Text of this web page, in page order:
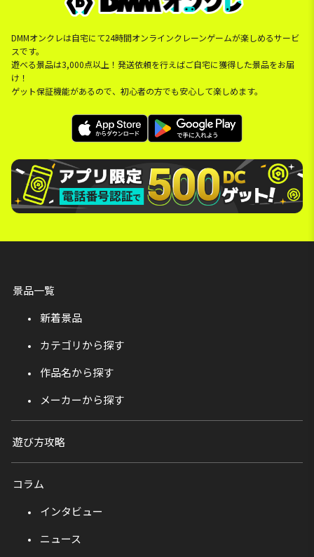
DMMオンクレは自宅にて24時間オンラインクレーンゲームが楽しめるサービ
スです。
遊べる景品は3,000点以上！発送依頼を行えばご自宅に獲得した景品をお届
け！
ゲット保証機能があるので、初心者の方でも安心して楽しめます。
景品一覧
新着景品
カテゴリから探す
作品名から探す
メーカーから探す
遊び方攻略
コラム
インタビュー
ニュース